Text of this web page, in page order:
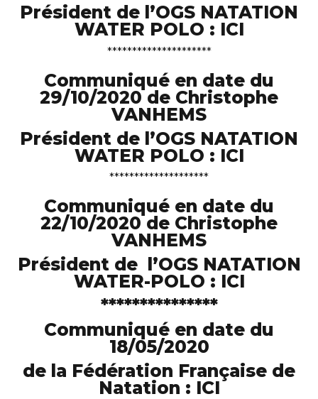
Président de l’OGS NATATION
WATER POLO : ICI
*********************
Communiqué en date du
29/10/2020 de Christophe
VANHEMS
Président de l’OGS NATATION
WATER POLO : ICI
********************
Communiqué en date du
22/10/2020 de Christophe
VANHEMS
Président de l’OGS NATATION
WATER-POLO : ICI
***************
Communiqué en date du
18/05/2020
de la Fédération Française de
Natation : ICI